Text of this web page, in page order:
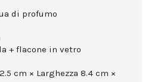
di profumo
+ flacone in vetro
cm × Larghezza 8.4 cm ×